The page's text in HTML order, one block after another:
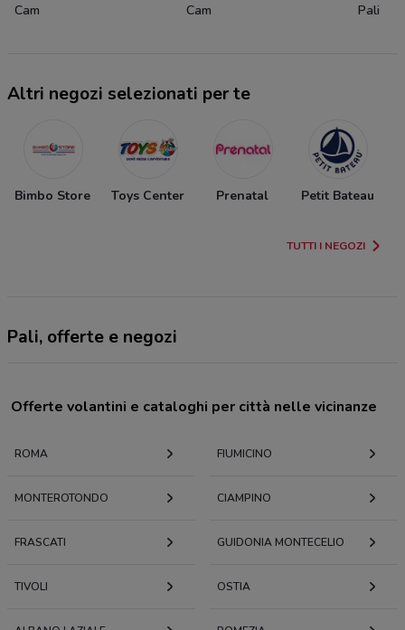
Cam Cam Pali
Altri negozi selezionati per te
Bimbo Store Toys Center Prenatal Petit Bateau
TUTTI I NEGOZI
Pali, offerte e negozi
Offerte volantini e cataloghi per città nelle vicinanze
ROMA FIUMICINO
MONTEROTONDO CIAMPINO
FRASCATI GUIDONIA MONTECELIO
TIVOLI OSTIA